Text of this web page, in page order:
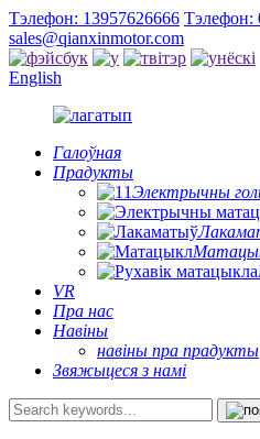
Тэлефон: 13957626666 Тэлефон:
sales@qianxinmotor.com
English
Галоўная
Прадукты
Электрычны
VR
Пра нас
Навіны
навіны пра прадукты
Звяжыцеся з намі